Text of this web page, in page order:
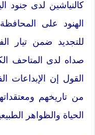
كالنياشين لدى جنود
الهنود على
للتجديد ضمن تيار
صداه لدى المتاحف
القول إن الإبداعات
من تاريخهم
الحياة والظواهر